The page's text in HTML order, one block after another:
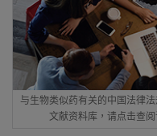
与生物类似药有关的中国法律
文献资料库，请点击查阅